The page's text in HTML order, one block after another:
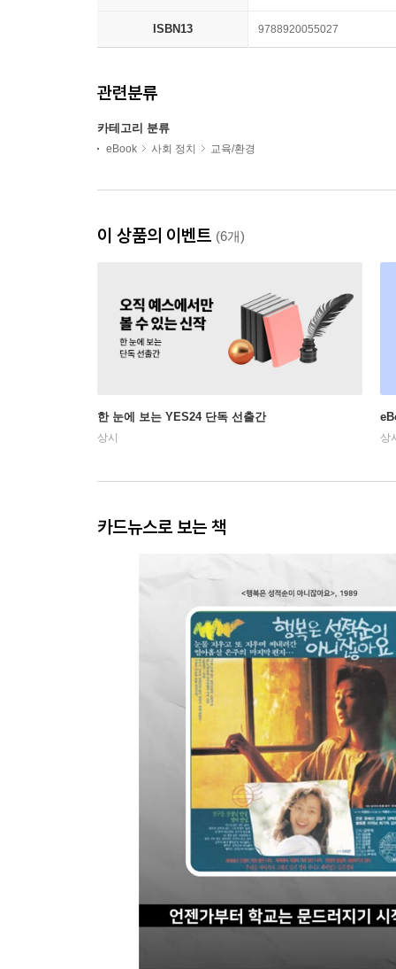
ISBN13 9788920055027
관련분류
카테고리 분류
eBook 사회 정치 교육/환경
이 상품의 이벤트 (6개)
한 눈에 보는 YES24 단독 선출간
상시 상
카드뉴스로 보는 책